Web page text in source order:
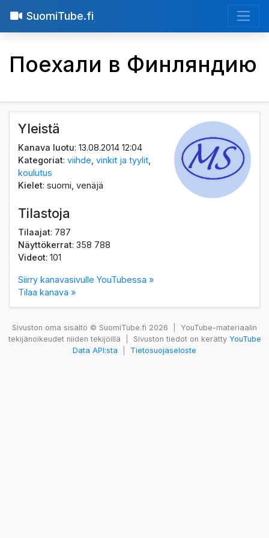
SuomiTube.fi
Поехали в Финляндию
Yleistä
Kanava luotu: 13.08.2014 12:04
Kategoriat:viihde ,vinkit ja tyylit
koulutus
Kielet: suomi, venäjä
Tilastoja
Tilaajat: 787
Näyttökerrat: 358 788
Videot: 101
Siirry kanavasivulle YouTubessa »
Tilaa kanava »
Sivuston oma sisältö © SuomiTube.fi 2026
YouTube-materiaalin
tekijänoikeudet niiden tekijöillä
Sivuston tiedot on kerätty YouTube
Data API:sta
Tietosuojaseloste